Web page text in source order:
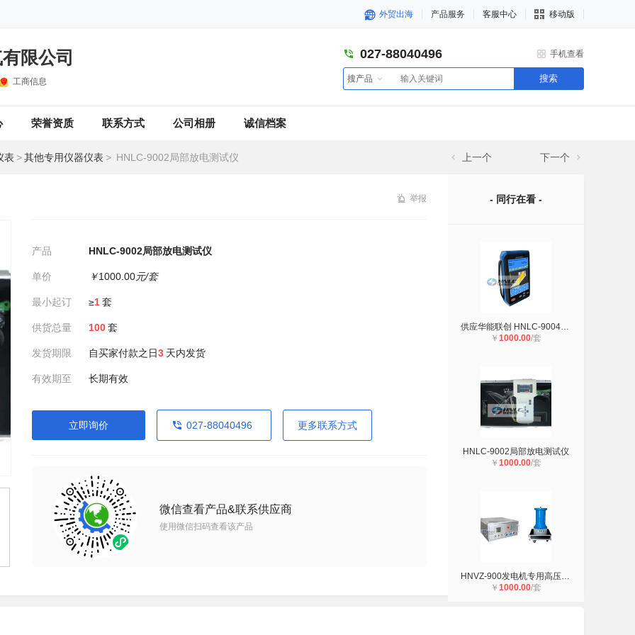
外贸出海 产品服务 客服中心 移动版
限公司
工商信息
027-88040496 手机查看
搜产品 搜索
荣誉资质 联系方式 公司相册 诚信档案
表 >其他专用仪器仪表 > HNLC-9002局部放电测试仪 上一个 下一个
举报
产品 HNLC-9002局部放电测试仪
单价 ￥1000.00元/套
最小起订 ≥1套
供货总量 100套
发货期限 自买家付款之日3 天内发货
有效期至 长期有效
立即询价 027-88040496 更多联系方式
微信查看产品&联系供应商
使用微信扫码查看该产品
- 同行在看 -
供应华能联创 HNLC-9004特高频局
￥ 1000.00/套
HNLC-9002局部放电测试仪
￥ 1000.00/套
HNVZ-900发电机专用高压发生器
￥ 1000.00/套